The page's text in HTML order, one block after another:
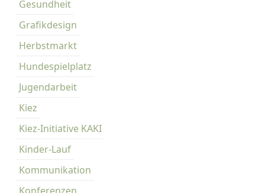
Gesundheit
Grafikdesign
Herbstmarkt
Hundespielplatz
Jugendarbeit
Kiez
Kiez-Initiative KAKI
Kinder-Lauf
Kommunikation